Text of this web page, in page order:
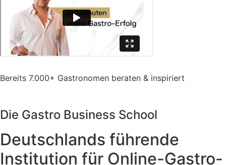
Bereits 7.000+ Gastronomen beraten & inspiriert
Die Gastro Business School
Deutschlands führende
Institution für Online-Gastro-